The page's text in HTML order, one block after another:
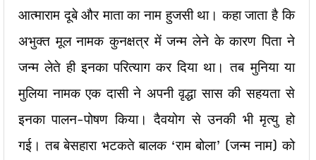
आत्माराम दूबे और माता का नाम हुजसी था। कहा जाता है कि
अभुक्त मूल नामक कुनक्षत्र में जन्म लेने के कारण पिता ने
जन्म लेते ही इनका परित्याग कर दिया था। तब मुनिया या
मुलिया नामक एक दासी ने अपनी वृद्धा सास की सहयता से
इनका पालन-पोषण किया। दैवयोग से उनकी भी मृत्यु हो
गई। तब बेसहारा भटकते बालक ‘राम बोला’ (जन्म नाम) को